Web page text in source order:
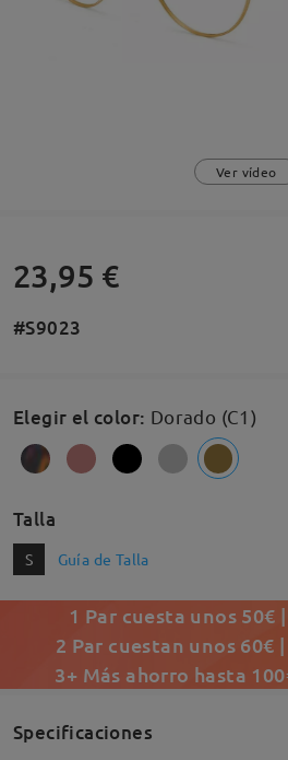
Ver vídeo
23,95 €
#S9023
Elegir el color: Dorado (C1)
Talla
S Guía de Talla
1 Par cuesta unos 50€
2 Par cuestan unos 60€
3+ Más ahorro hasta
Specificaciones